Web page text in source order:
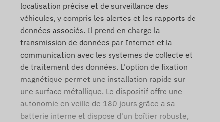
localisation précise et de surveillance des
véhicules, y compris les alertes et les rapports de
données associés. Il prend en charge la
transmission de données par Internet et la
communication avec les systemes de collecte et
de traitement des données. L'option de fixation
magnétique permet une installation rapide sur
une surface métallique. Le dispositif offre une
autonomie en veille de 180 jours grâce a sa
batterie interne et dispose d'un boîtier robuste,